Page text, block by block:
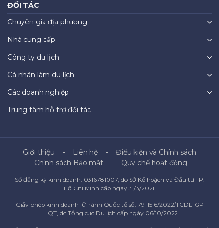
ĐỐI TÁC
Chuyên gia địa phương
Nhà cung cấp
Công ty du lịch
Cá nhân làm du lịch
Các doanh nghiệp
Trung tâm hỗ trợ đối tác
Giới thiệu Liên hệ
Điều kiện và Chính sách
Chính sách Bảo mật
Quy chế hoạt động
Số đăng ký kinh doanh: 0316781007, do Sở Kế hoạch và Đầu tư TP.
Hồ Chí Minh cấp ngày 31/3/2021.
Giấy phép kinh doanh lữ hành Quốc tế số: 79-1516/2022/TCDL-GP
LHQT, do Tổng cục Du lịch cấp ngày 06/10/2022.